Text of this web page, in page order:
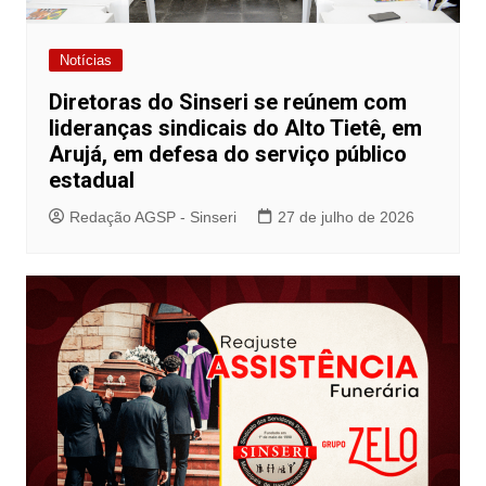
Notícias
Diretoras do Sinseri se reúnem com
lideranças sindicais do Alto Tietê, em
Arujá, em defesa do serviço público
estadual
Redação AGSP - Sinseri 27 de julho de 2026